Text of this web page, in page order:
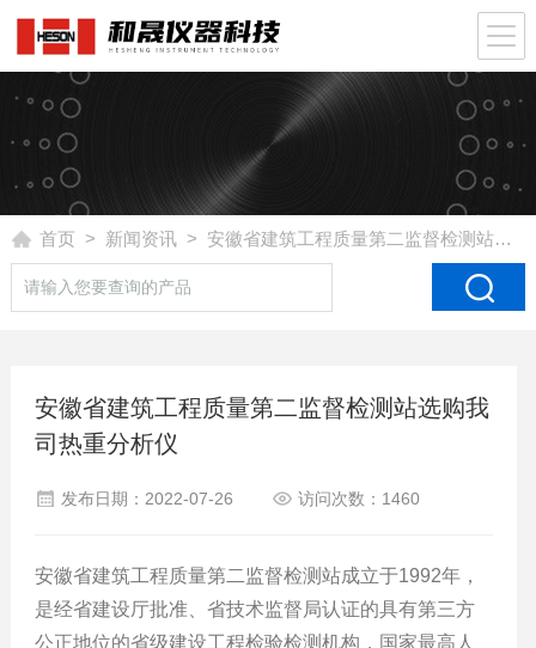
首页 > 新闻资讯> 安徽省建筑工程质量第二监督检测站选购我司热重分析仪
安徽省建筑工程质量第二监督检测站选购我
司热重分析仪
发布日期：2022-07-26 访问次数：1460
安徽省建筑工程质量第二监督检测站成立于1992年，
是经省建设厅批准、省技术监督局认证的具有第三方
公正地位的省级建设工程检验检测机构，国家最高人